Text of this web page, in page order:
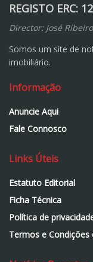
REGISTO ERC:
Director: José Ribeiro
Somos um site de
imobiliário.
Informação
Anuncie Aqui
Fale Connosco
Links Úteis
Estatuto Editorial
Ficha Técnica
Política de
Termos e Condições